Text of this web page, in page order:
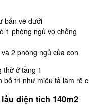
bản vẽ dưới
1 phòng ngủ vợ chồng
2 phòng ngủ của con
bố trí như miêu tả làm rõ
diện tích 140m2